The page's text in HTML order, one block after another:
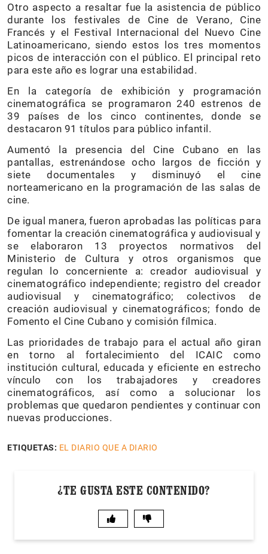
Otro aspecto a resaltar fue la asistencia de público
durante los festivales de Cine de Verano, Cine
Francés y el Festival Internacional del Nuevo Cine
Latinoamericano, siendo estos los tres momentos
picos de interacción con el público. El principal reto
para este año es lograr una estabilidad.
En la categoría de exhibición y programación
cinematográfica se programaron 240 estrenos de
39 países de los cinco continentes, donde se
destacaron 91 títulos para público infantil.
Aumentó la presencia del Cine Cubano en las
pantallas, estrenándose ocho largos de ficción y
siete documentales y disminuyó el cine
norteamericano en la programación de las salas de
cine.
De igual manera, fueron aprobadas las políticas para
fomentar la creación cinematográfica y audiovisual y
se elaboraron 13 proyectos normativos del
Ministerio de Cultura y otros organismos que
regulan lo concerniente a: creador audiovisual y
cinematográfico independiente; registro del creador
audiovisual y cinematográfico; colectivos de
creación audiovisual y cinematográficos; fondo de
Fomento el Cine Cubano y comisión fílmica.
Las prioridades de trabajo para el actual año giran
en torno al fortalecimiento del ICAIC como
institución cultural, educada y eficiente en estrecho
vínculo con los trabajadores y creadores
cinematográficos, así como a solucionar los
problemas que quedaron pendientes y continuar con
nuevas producciones.
ETIQUETAS: EL DIARIO QUE A DIARIO
¿TE GUSTA ESTE CONTENIDO?